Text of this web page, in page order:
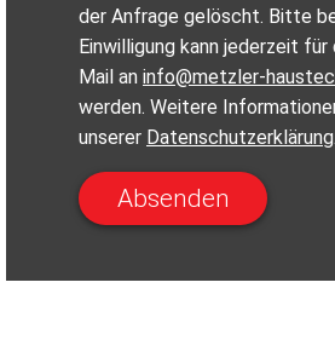
der Anfrage gelöscht. Bitte
Einwilligung kann jederzeit
Mail an info@metzler-
werden. Weitere
unserer Datenschutzerklärung.